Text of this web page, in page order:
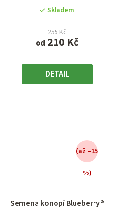
Skladem
od 210 Kč
255 Kč
DETAIL
hvězdiček.
Semena konopí Blueberry®
(až –15
%)
produktu